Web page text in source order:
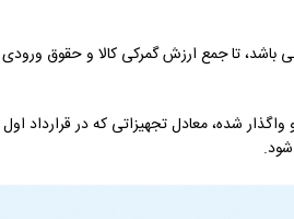
تا جمع ارزش گمرکی کالا و حقوق
واگذار شده، معادل تجهیزاتی که در قرارداد